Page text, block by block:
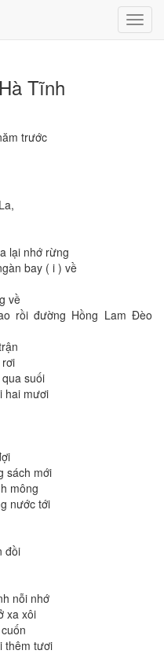
Tĩnh
trước
lại nhớ rừng
bay ( i ) về
về
rồi đường Hồng Lam Đèo
suối
hai mươi
sách mới
mông
nước tới
đồi
nỗi nhớ
xa xôi
thêm tươi